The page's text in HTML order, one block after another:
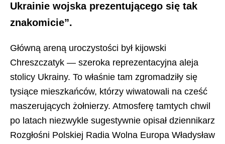
Ukrainie wojska prezentującego się tak
znakomicie”.
Główną areną uroczystości był kijowski
Chreszczatyk — szeroka reprezentacyjna aleja
stolicy Ukrainy. To właśnie tam zgromadziły się
tysiące mieszkańców, którzy wiwatowali na cześć
maszerujących żołnierzy. Atmosferę tamtych chwil
po latach niezwykle sugestywnie opisał dziennikarz
Rozgłośni Polskiej Radia Wolna Europa Władysław